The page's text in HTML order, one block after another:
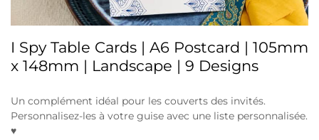
I Spy Table Cards | A6 Postcard | 105mm
x 148mm | Landscape | 9 Designs
Un complément idéal pour les couverts des invités.
Personnalisez-les à votre guise avec une liste personnalisée.
♥